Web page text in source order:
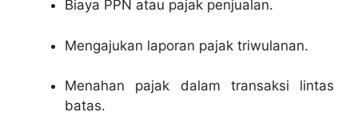
Biaya PPN atau pajak penjualan.
Mengajukan laporan pajak triwulanan.
Menahan pajak dalam transaksi lintas
batas.